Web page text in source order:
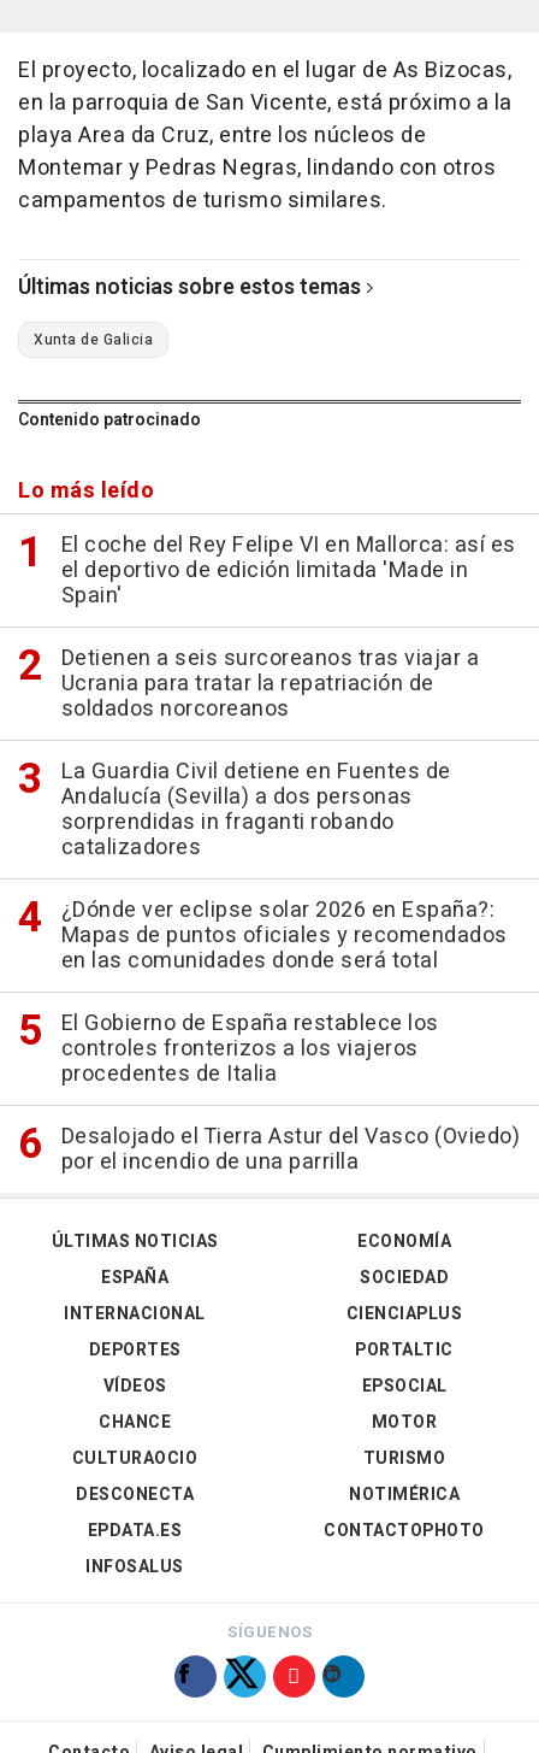
El proyecto, localizado en el lugar de As Bizocas,
en la parroquia de San Vicente, está próximo a la
playa Area da Cruz, entre los núcleos de
Montemar y Pedras Negras, lindando con otros
campamentos de turismo similares.
Últimas noticias sobre estos temas
Xunta de Galicia
Contenido patrocinado
Lo más leído
El coche del Rey Felipe VI en Mallorca: así es
el deportivo de edición limitada 'Made in
Spain'
Detienen a seis surcoreanos tras viajar a
Ucrania para tratar la repatriación de
soldados norcoreanos
La Guardia Civil detiene en Fuentes de
Andalucía (Sevilla) a dos personas
sorprendidas in fraganti robando
catalizadores
¿Dónde ver eclipse solar 2026 en España?:
Mapas de puntos oficiales y recomendados
en las comunidades donde será total
El Gobierno de España restablece los
controles fronterizos a los viajeros
procedentes de Italia
Desalojado el Tierra Astur del Vasco (Oviedo)
por el incendio de una parrilla
ÚLTIMAS NOTICIAS
ESPAÑA
INTERNACIONAL
DEPORTES
VÍDEOS
ECONOMÍA
SOCIEDAD
CIENCIAPLUS
PORTALTIC
EPSOCIAL
CHANCE
CULTURAOCIO
DESCONECTA
EPDATA.ES
INFOSALUS
MOTOR
TURISMO
NOTIMÉRICA
CONTACTOPHOTO
SÍGUENOS